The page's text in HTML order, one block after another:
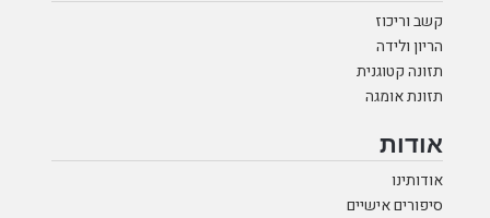
קשב וריכוז
הריון ולידה
תזונה קטוגנית
תזונת אומגה
אודות
אודותינו
סיפורים אישיים